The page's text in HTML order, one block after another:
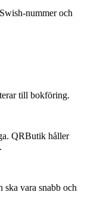
nummer och
till bokföring.
QRButik håller
vara snabb och